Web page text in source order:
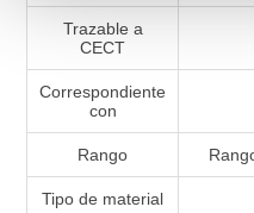
Trazable a
CECT
Correspondiente
con
Rango
Tipo de material